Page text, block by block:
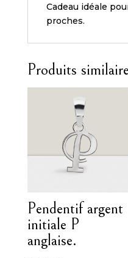
Cadeau idéale
proches.
Produits
Pendentif argent
initiale P
anglaise.